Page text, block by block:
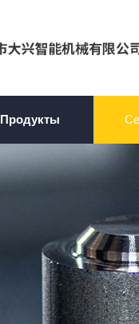
Продукты